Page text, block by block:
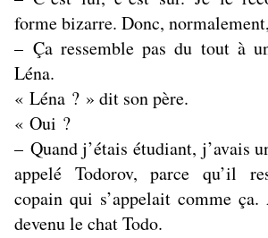
forme bizarre. Donc,
– Ça ressemble pas du tout à
Léna.
« Léna ? » dit son père.
« Oui ?
– Quand j’étais étudiant, j’avais
appelé Todorov, parce qu’il
copain qui s’appelait comme ça.
devenu le chat Todo.